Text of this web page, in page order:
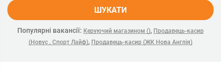
ШУКАТИ
Популярні вакансії: Керуючий магазином (), Продавець-касир
(Новус , Спорт Лайф), Продавець-касир (ЖК Нова Англія)